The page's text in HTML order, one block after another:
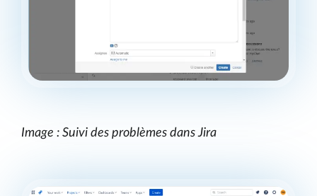
Image : Suivi des problèmes dans Jira